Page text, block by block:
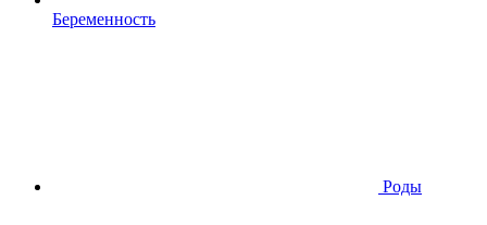
Беременность
Роды